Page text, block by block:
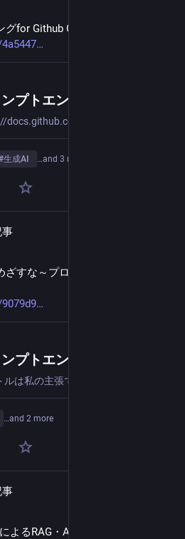
for Github Copilot
生成AI …and 3 more
すな～プロンプトエンジニアリ
…and 2 more
よるRAG・AIエージェント［実